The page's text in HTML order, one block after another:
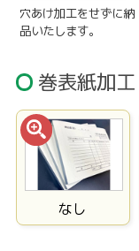
穴あけ加工をせずに納
品いたします。
巻表紙加工
なし